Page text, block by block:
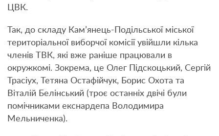
ЦВК.
Так, до складу Кам’янець-Подільської міської
територіальної виборчої комісії увійшли кілька
членів ТВК, які вже раніше працювали в
окружкомі. Зокрема, це Олег Підскоцький, Сергій
Трасіух, Тетяна Остафійчук, Борис Охота та
Віталій Белінський (троє останніх двічі були
помічниками екснардепа Володимира
Мельниченка).